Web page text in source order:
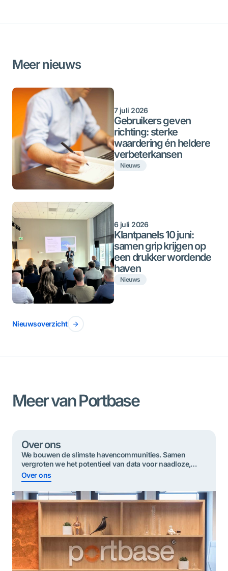
Meer nieuws
7 juli 2026
Gebruikers geven
richting: sterke
waardering én heldere
verbeterkansen
Nieuws
6 juli 2026
Klantpanels 10 juni:
samen grip krijgen op
een drukker wordende
haven
Nieuws
Nieuwsoverzicht
Meer van Portbase
Over ons
We bouwen de slimste havencommunities. Samen
vergroten we het potentieel van data voor ​​naadloze,
duurzame en veilige goederenstromen.
Over ons